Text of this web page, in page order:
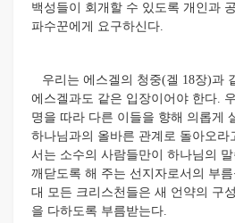
백성들이 회개할 수 있도록 개인과
파수꾼에게 요구하신다.
우리는 에스겔의 청중(겔 18장)과
에스겔과도 같은 입장이어야 한다.
명을 따라 다른 이들을 향해 의롭게
하나님과의 올바른 관계로 돌아오라
서는 소수의 사람들만이 하나님의
깨닫도록 해 주는 선지자로서의 부
대 모든 크리스천들은 새 언약의 구
을 다하도록 부름받는다.